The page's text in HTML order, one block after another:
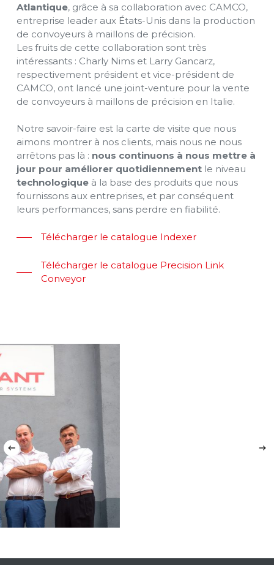
Atlantique, grâce à sa collaboration avec CAMCO,
entreprise leader aux États-Unis dans la production
de convoyeurs à maillons de précision.
Les fruits de cette collaboration sont très
intéressants : Charly Nims et Larry Gancarz,
respectivement président et vice-président de
CAMCO, ont lancé une joint-venture pour la vente
de convoyeurs à maillons de précision en Italie.
Notre savoir-faire est la carte de visite que nous
aimons montrer à nos clients, mais nous ne nous
arrêtons pas là : nous continuons à nous mettre à
jour pour améliorer quotidiennement le niveau
technologique à la base des produits que nous
fournissons aux entreprises, et par conséquent
leurs performances, sans perdre en fiabilité.
Télécharger le catalogue Indexer
Télécharger le catalogue Precision Link
Conveyor